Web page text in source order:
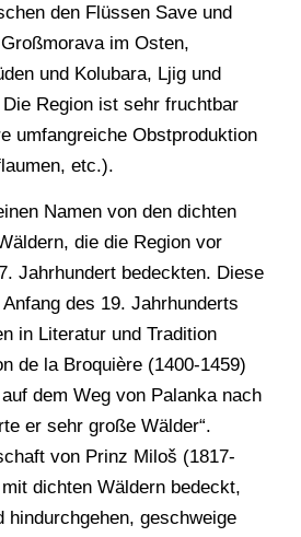
den Flüssen Save und
im Osten,
und Kolubara, Ljig und
Region ist sehr fruchtbar
umfangreiche Obstproduktion
etc.).
Namen von den dichten
die die Region vor
Jahrhundert bedeckten. Diese
des 19. Jahrhunderts
in Literatur und Tradition
de la Broquière (1400-1459)
dem Weg von Palanka nach
er sehr große Wälder“.
von Prinz Miloš (1817-
dichten Wäldern bedeckt,
hindurchgehen, geschweige